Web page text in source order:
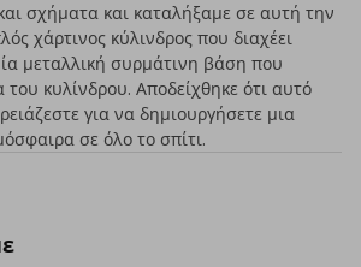
σχήματα και καταλήξαμε σε αυτή την
χάρτινος κύλινδρος που διαχέει
μεταλλική συρμάτινη βάση που
κυλίνδρου. Αποδείχθηκε ότι αυτό
για να δημιουργήσετε μια
σε όλο το σπίτι.